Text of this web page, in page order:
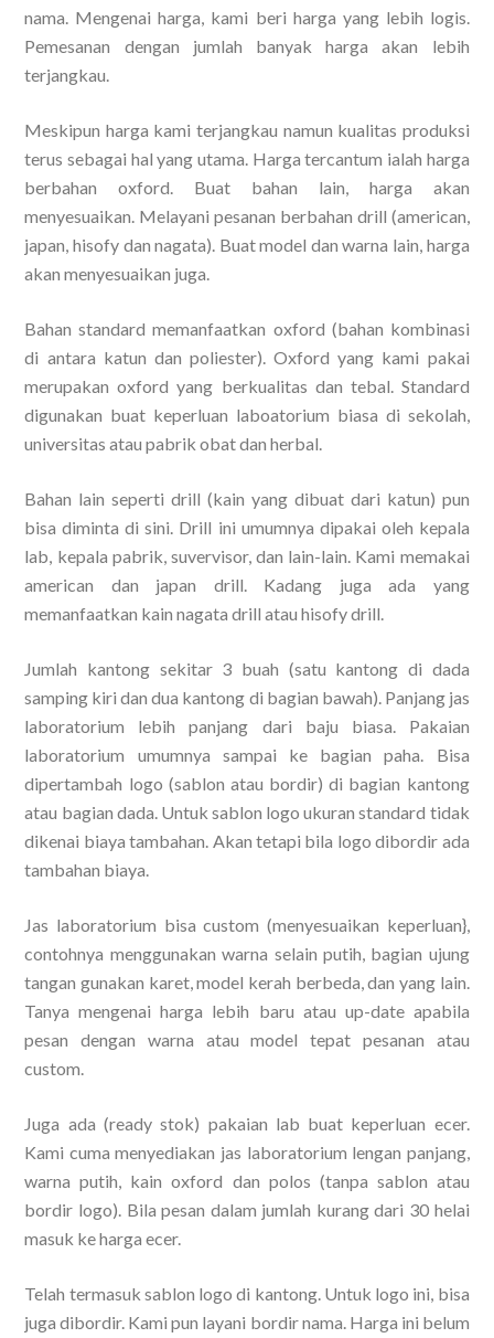
nama. Mengenai harga, kami beri harga yang lebih logis.
Pemesanan dengan jumlah banyak harga akan lebih
terjangkau.
Meskipun harga kami terjangkau namun kualitas produksi
terus sebagai hal yang utama. Harga tercantum ialah harga
berbahan oxford. Buat bahan lain, harga akan
menyesuaikan. Melayani pesanan berbahan drill (american,
japan, hisofy dan nagata). Buat model dan warna lain, harga
akan menyesuaikan juga.
Bahan standard memanfaatkan oxford (bahan kombinasi
di antara katun dan poliester). Oxford yang kami pakai
merupakan oxford yang berkualitas dan tebal. Standard
digunakan buat keperluan laboatorium biasa di sekolah,
universitas atau pabrik obat dan herbal.
Bahan lain seperti drill (kain yang dibuat dari katun) pun
bisa diminta di sini. Drill ini umumnya dipakai oleh kepala
lab, kepala pabrik, suvervisor, dan lain-lain. Kami memakai
american dan japan drill. Kadang juga ada yang
memanfaatkan kain nagata drill atau hisofy drill.
Jumlah kantong sekitar 3 buah (satu kantong di dada
samping kiri dan dua kantong di bagian bawah). Panjang jas
laboratorium lebih panjang dari baju biasa. Pakaian
laboratorium umumnya sampai ke bagian paha. Bisa
dipertambah logo (sablon atau bordir) di bagian kantong
atau bagian dada. Untuk sablon logo ukuran standard tidak
dikenai biaya tambahan. Akan tetapi bila logo dibordir ada
tambahan biaya.
Jas laboratorium bisa custom (menyesuaikan keperluan},
contohnya menggunakan warna selain putih, bagian ujung
tangan gunakan karet, model kerah berbeda, dan yang lain.
Tanya mengenai harga lebih baru atau up-date apabila
pesan dengan warna atau model tepat pesanan atau
custom.
Juga ada (ready stok) pakaian lab buat keperluan ecer.
Kami cuma menyediakan jas laboratorium lengan panjang,
warna putih, kain oxford dan polos (tanpa sablon atau
bordir logo). Bila pesan dalam jumlah kurang dari 30 helai
masuk ke harga ecer.
Telah termasuk sablon logo di kantong. Untuk logo ini, bisa
juga dibordir. Kami pun layani bordir nama. Harga ini belum